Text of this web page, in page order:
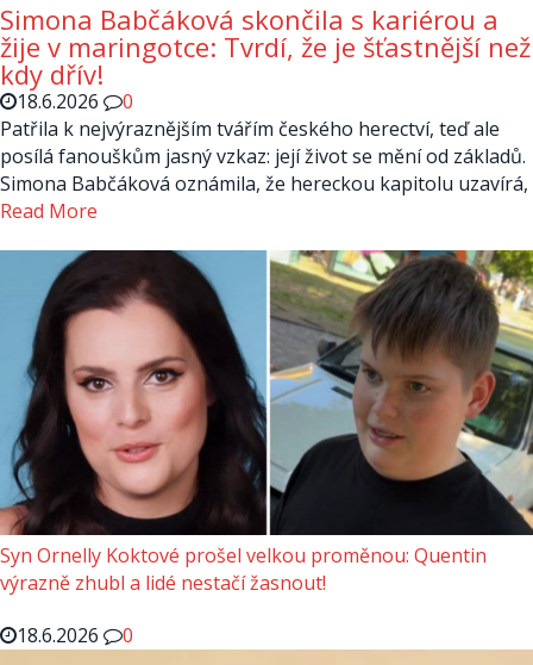
Simona Babčáková skončila s kariérou a
žije v maringotce: Tvrdí, že je šťastnější než
kdy dřív!
18.6.2026
0
Patřila k nejvýraznějším tvářím českého herectví, teď ale
posílá fanouškům jasný vzkaz: její život se mění od základů.
Simona Babčáková oznámila, že hereckou kapitolu uzavírá,
Read More
Syn Ornelly Koktové prošel velkou proměnou: Quentin
výrazně zhubl a lidé nestačí žasnout!
18.6.2026
0